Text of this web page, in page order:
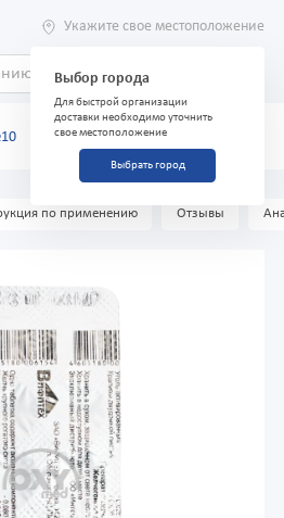
Укажите свое местоположение
Выбор города
Для быстрой организации
доставки необходимо уточнить
свое местоположение
Выбрать город
по применению Отзывы